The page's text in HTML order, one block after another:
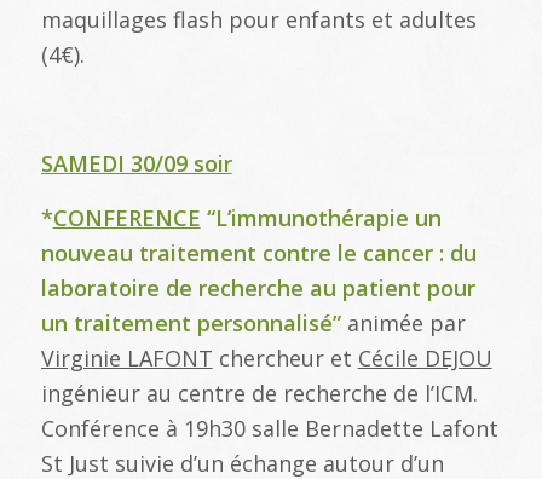
maquillages flash pour enfants et adultes
(4€).
SAMEDI 30/09 soir
*CONFERENCE “L’immunothérapie un
nouveau traitement contre le cancer : du
laboratoire de recherche au patient pour
un traitement personnalisé” animée par
Virginie LAFONT chercheur et Cécile DEJOU
ingénieur au centre de recherche de l’ICM.
Conférence à 19h30 salle Bernadette Lafont
St Just suivie d’un échange autour d’un